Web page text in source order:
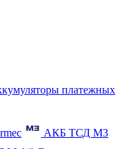
платежных
АКБ ТСД M3